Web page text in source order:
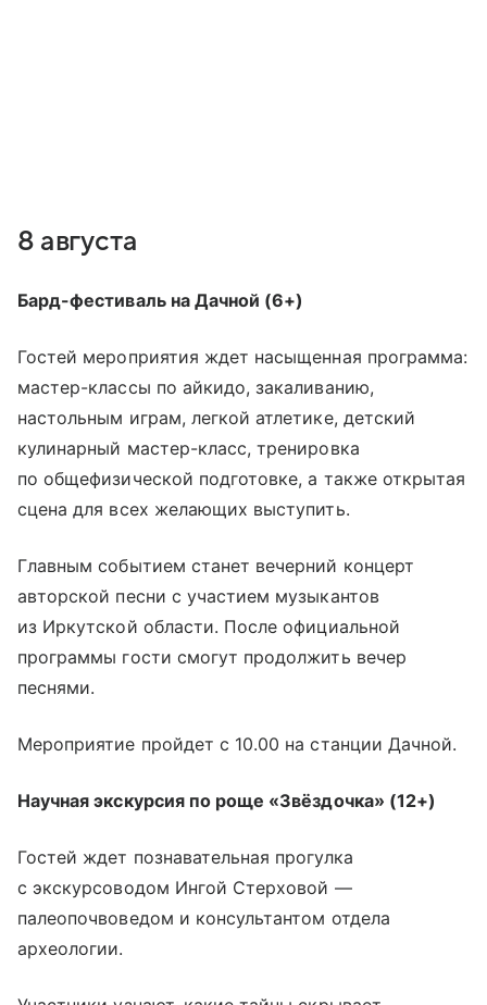
8 августа
Бард-фестиваль на Дачной (6+)
Гостей мероприятия ждет насыщенная программа:
мастер-классы по айкидо, закаливанию,
настольным играм, легкой атлетике, детский
кулинарный мастер-класс, тренировка
по общефизической подготовке, а также открытая
сцена для всех желающих выступить.
Главным событием станет вечерний концерт
авторской песни с участием музыкантов
из Иркутской области. После официальной
программы гости смогут продолжить вечер
песнями.
Мероприятие пройдет с 10.00 на станции Дачной.
Научная экскурсия по роще «Звёздочка» (12+)
Гостей ждет познавательная прогулка
с экскурсоводом Ингой Стерховой —
палеопочвоведом и консультантом отдела
археологии.